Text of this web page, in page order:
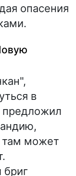
опасения
в
предложил
там может
бриг